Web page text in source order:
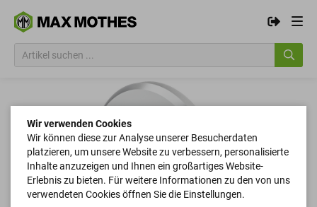
Wir verwenden Cookies
Wir können diese zur Analyse unserer Besucherdaten
platzieren, um unsere Website zu verbessern, personalisierte
Inhalte anzuzeigen und Ihnen ein großartiges Website-
Erlebnis zu bieten. Für weitere Informationen zu den von uns
verwendeten Cookies öffnen Sie die Einstellungen.